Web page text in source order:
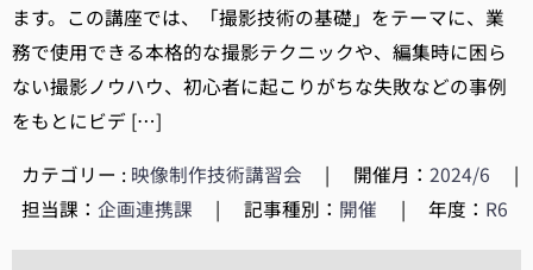
ます。この講座では、「撮影技術の基礎」をテーマに、業
務で使用できる本格的な撮影テクニックや、編集時に困ら
ない撮影ノウハウ、初心者に起こりがちな失敗などの事例
をもとにビデ […]
カテゴリー : 映像制作技術講習会 | 開催月：2024/6
|
担当課： 企画連携課 | 記事種別： 開催 | 年度： R6